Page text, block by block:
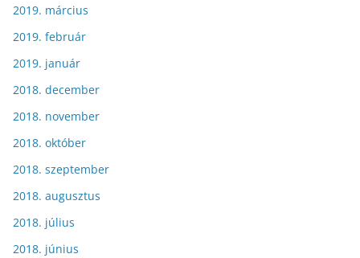
2019. március
2019. február
2019. január
2018. december
2018. november
2018. október
2018. szeptember
2018. augusztus
2018. július
2018. június